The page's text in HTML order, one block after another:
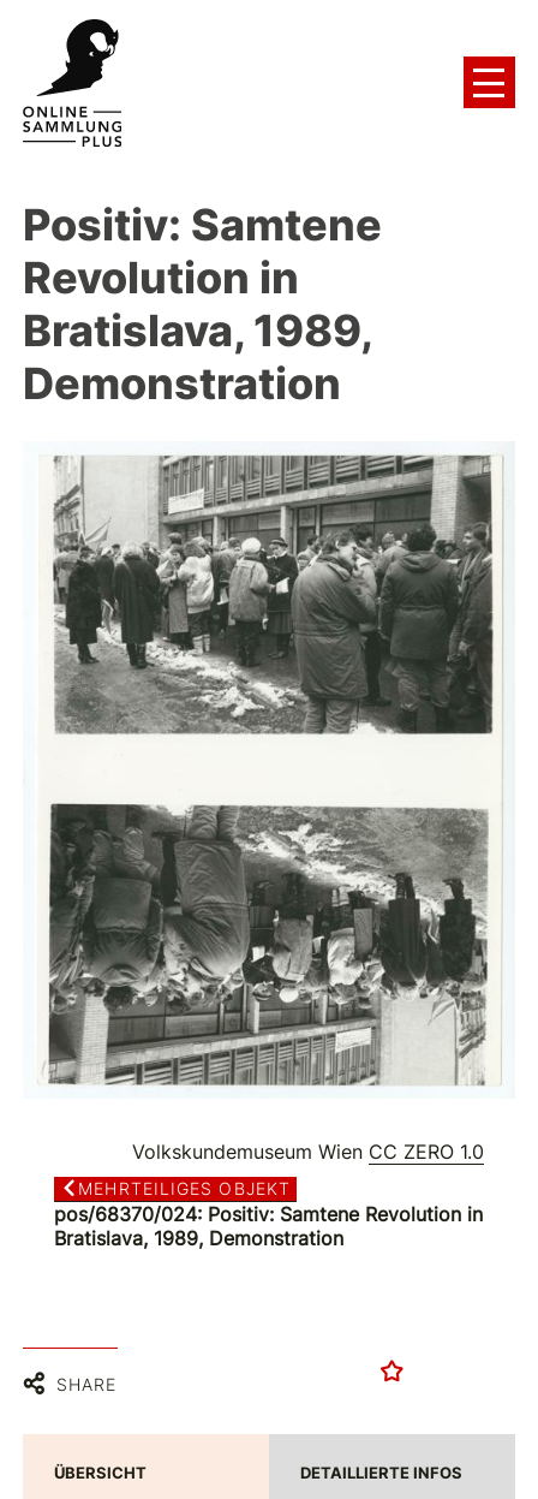
Positiv: Samtene
Revolution in
Bratislava, 1989,
Demonstration
Volkskundemuseum Wien CC ZERO 1.0
MEHRTEILIGES OBJEKT
pos/68370/024: Positiv: Samtene Revolution in
Bratislava, 1989, Demonstration
SHARE
ÜBERSICHT DETAILLIERTE INFOS